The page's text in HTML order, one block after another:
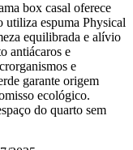
box casal oferece
utiliza espuma Physical
equilibrada e alívio
antiácaros e
e
garante origem
ecológico.
do quarto sem